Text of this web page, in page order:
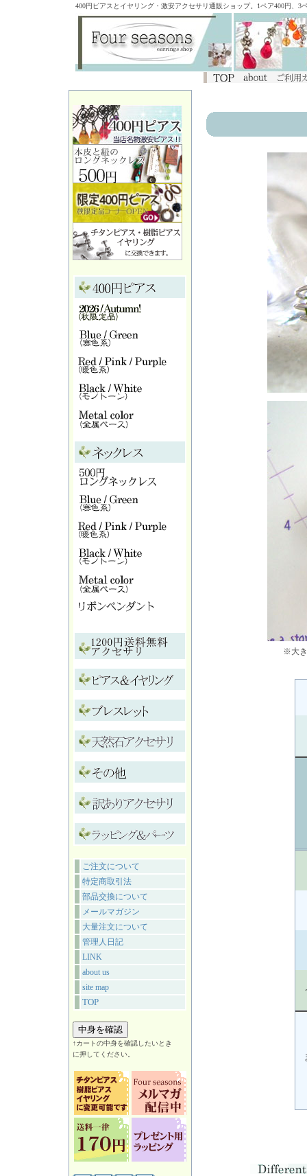
400円ピアスとイヤリング・激安アクセサリ通販ショップ。1ペア400円、
ご注文について
特定商取引法
部品交換について
メールマガジン
大量注文について
管理人日記
LINK
about us
site map
TOP
↑カートの中身を確認したいとき
に押してください。
※大き